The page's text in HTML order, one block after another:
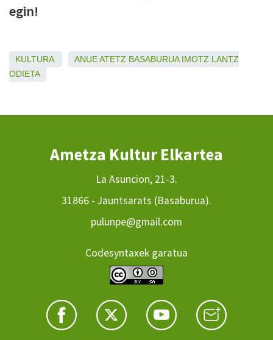
egin!
KULTURA ANUEATETZ BASABURUA IMOTZ LANTZ
ODIETA
Ametza Kultur Elkartea
La Asuncion, 21-3.
31866 - Jauntsarats (Basaburua).
pulunpe@gmail.com
Codesyntaxek garatua